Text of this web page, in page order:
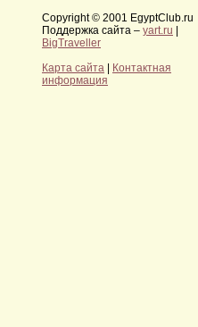
Copyright © 2001 EgyptClub.ru
Поддержка сайта – yart.ru |
BigTraveller
Карта сайта | Контактная
информация